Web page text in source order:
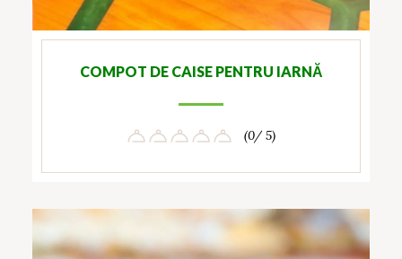
COMPOT DE CAISE PENTRU IARNĂ
(0/ 5)